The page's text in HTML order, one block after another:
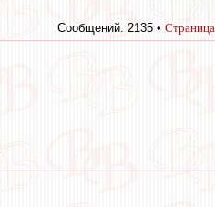
Сообщений: 2135 • Страница